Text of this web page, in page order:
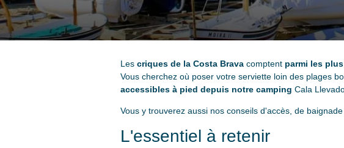
Les criques de la Costa Bravacomptent parmi les
Vous cherchez où poser votre serviette loin des plages
accessibles à pied depuis notre camping Cala
Vous y trouverez aussi nos conseils d'accès, de
L'essentiel à retenir